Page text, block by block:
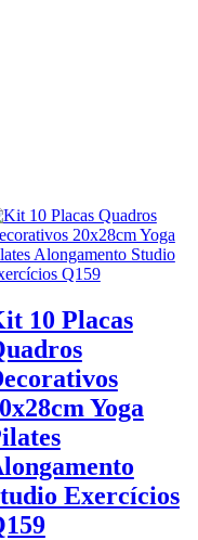
10 Placas
Yoga
Exercícios